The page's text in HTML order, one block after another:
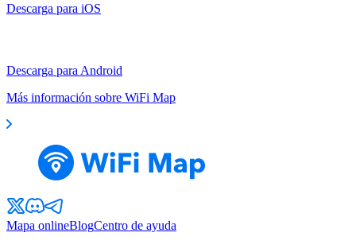
Descarga para iOS
Descarga para Android
Más información sobre WiFi Map
Mapa onlineBlogCentro de ayuda